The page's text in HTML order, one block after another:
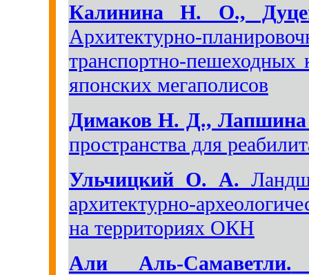
Калинина Н. О.,
Архитектурно-
транспортно-пешеходных
японских мегаполисов
Димаков Н. Д.,
пространства для
Ульчицкий О. А.
архитектурно-
на территориях ОКН
Али Аль-Самаветли.